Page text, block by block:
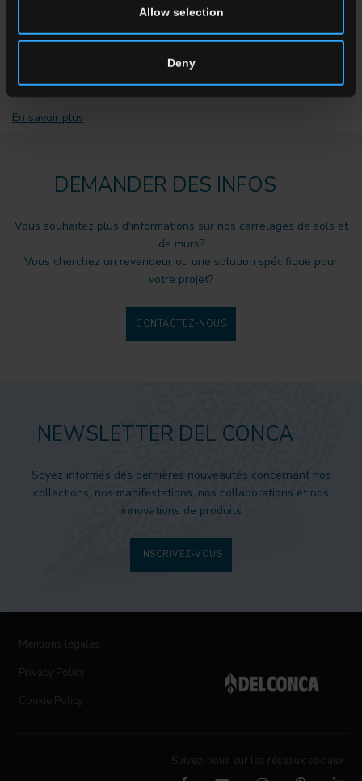
Allow selection
Deny
Boutique Hotel, Skiantos,
Grecia
En savoir plus
DEMANDER DES INFOS
Vous souhaitez plus d'informations sur nos carrelages de sols et
de murs?
Vous cherchez un revendeur ou une solution spécifique pour
votre projet?
CONTACTEZ-NOUS
NEWSLETTER DEL CONCA
Soyez informés des dernières nouveautés concernant nos
collections, nos manifestations, nos collaborations et nos
innovations de produits
INSCRIVEZ-VOUS
Mentions légales
Privacy Policy
Cookie Policy
Suivez-nous sur les réseaux sociaux